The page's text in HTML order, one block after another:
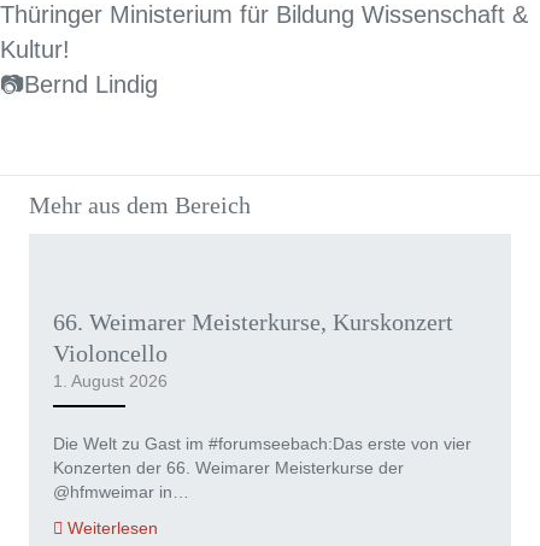
Thüringer Ministerium für Bildung Wissenschaft &
Kultur!
📷Bernd Lindig
Mehr aus dem Bereich
66. Weimarer Meisterkurse, Kurskonzert
Violoncello
1. August 2026
Die Welt zu Gast im #forumseebach:Das erste von vier
Konzerten der 66. Weimarer Meisterkurse der
@hfmweimar in…
Weiterlesen